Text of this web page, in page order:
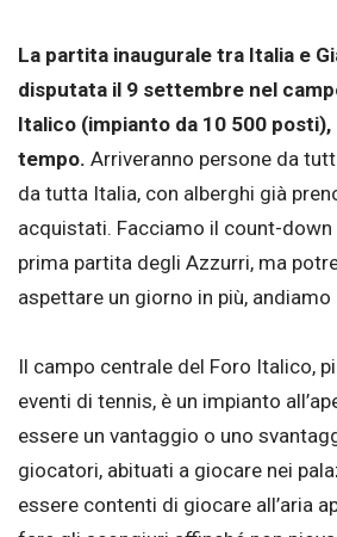
La partita inaugurale tra Italia e
disputata il 9 settembre nel
Italico (impianto da 10 500 posti),
tempo. Arriveranno persone da
da tutta Italia, con alberghi già
acquistati. Facciamo il count-
prima partita degli Azzurri, ma
aspettare un giorno in più,
Il campo centrale del Foro Italico,
eventi di tennis, è un impianto
essere un vantaggio o uno
giocatori, abituati a giocare nei
essere contenti di giocare all’aria